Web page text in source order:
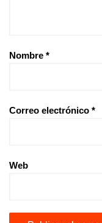
Nombre *
Correo electrónico *
Web